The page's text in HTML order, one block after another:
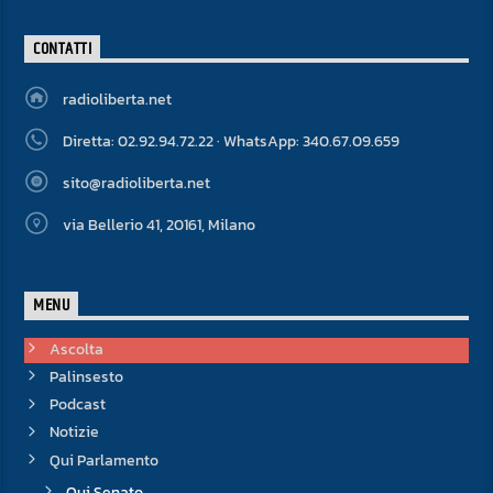
CONTATTI
radioliberta.net
Diretta: 02.92.94.72.22 · WhatsApp: 340.67.09.659
sito@radioliberta.net
via Bellerio 41, 20161, Milano
MENU
Ascolta
Palinsesto
Podcast
Notizie
Qui Parlamento